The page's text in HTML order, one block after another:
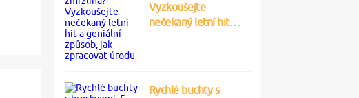
Vyzkoušejte
nečekaný letní hit…
Rychlé buchty s